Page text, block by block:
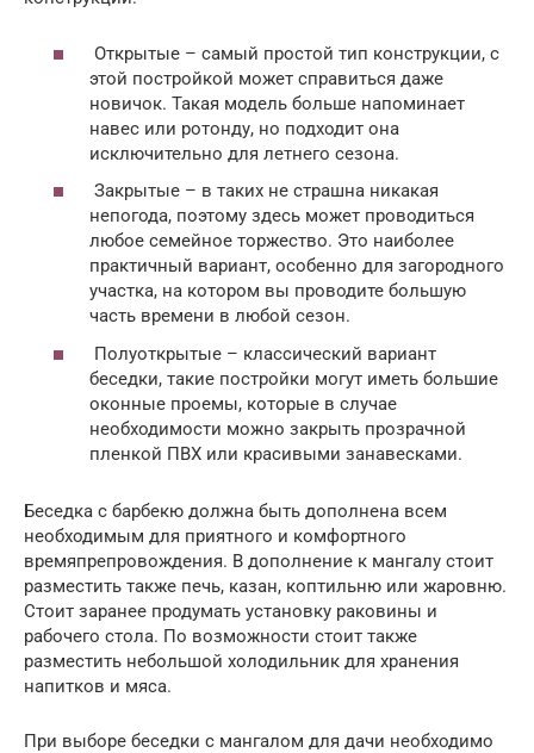
Открытые – самый простой тип конструкции, с
этой постройкой может справиться даже
новичок. Такая модель больше напоминает
навес или ротонду, но подходит она
исключительно для летнего сезона.
Закрытые – в таких не страшна никакая
непогода, поэтому здесь может проводиться
любое семейное торжество. Это наиболее
практичный вариант, особенно для загородного
участка, на котором вы проводите большую
часть времени в любой сезон.
Полуоткрытые – классический вариант
беседки, такие постройки могут иметь большие
оконные проемы, которые в случае
необходимости можно закрыть прозрачной
пленкой ПВХ или красивыми занавесками.
Беседка с барбекю должна быть дополнена всем
необходимым для приятного и комфортного
времяпрепровождения. В дополнение к мангалу стоит
разместить также печь, казан, коптильню или жаровню.
Стоит заранее продумать установку раковины и
рабочего стола. По возможности стоит также
разместить небольшой холодильник для хранения
напитков и мяса.
При выборе беседки с мангалом для дачи необходимо